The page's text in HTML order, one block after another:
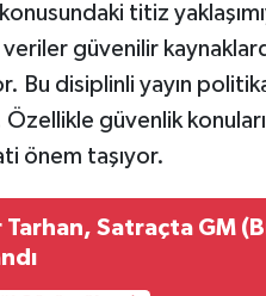
titiz
güvenilir
Bu disiplinli yayın
Özellikle güvenlik
önem taşıyor.
Tarhan, Satraçta GM